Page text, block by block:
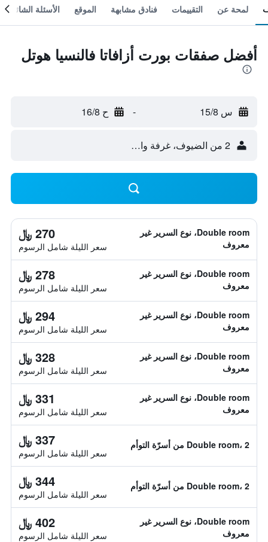
لمحة عن التقييمات فنادق مشابهة الموقع الأسئلة الشائعة
أفضل صفقات بورت أزافاتا فالنسيا هوتل
س 15/8 - ح 16/8
2 من الضيوف، غرفة واحدة
Double room، نوع السرير غير
معروف
270 ﷼
سعر الليلة شامل الرسوم
Double room، نوع السرير غير
معروف
278 ﷼
سعر الليلة شامل الرسوم
Double room، نوع السرير غير
معروف
294 ﷼
سعر الليلة شامل الرسوم
Double room، نوع السرير غير
معروف
328 ﷼
سعر الليلة شامل الرسوم
Double room، نوع السرير غير
معروف
331 ﷼
سعر الليلة شامل الرسوم
Double room، 2 من أسرّة التوأم 337 ﷼
سعر الليلة شامل الرسوم
Double room، 2 من أسرّة التوأم 344 ﷼
سعر الليلة شامل الرسوم
Double room، نوع السرير غير
معروف
402 ﷼
سعر الليلة شامل الرسوم